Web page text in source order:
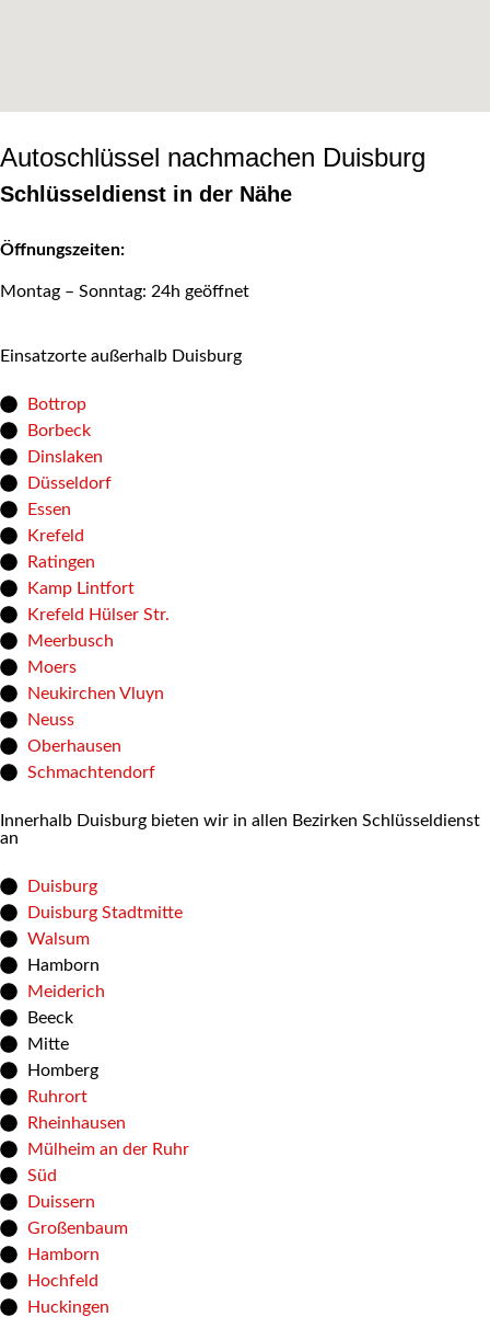
Autoschlüssel nachmachen Duisburg
Schlüsseldienst in der Nähe
Öffnungszeiten:
Montag – Sonntag: 24h geöffnet
Einsatzorte außerhalb Duisburg
Bottrop
Borbeck
Dinslaken
Düsseldorf
Essen
Krefeld
Ratingen
Kamp Lintfort
Krefeld Hülser Str.
Meerbusch
Moers
Neukirchen Vluyn
Neuss
Oberhausen
Schmachtendorf
Innerhalb Duisburg bieten wir in allen Bezirken Schlüsseldienst
an
Duisburg
Duisburg Stadtmitte
Walsum
Hamborn
Meiderich
Beeck
Mitte
Homberg
Ruhrort
Rheinhausen
Mülheim an der Ruhr
Süd
Duissern
Großenbaum
Hamborn
Hochfeld
Huckingen